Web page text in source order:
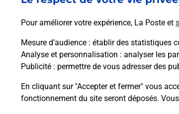
Pour améliorer votre expérience, La Poste et
Mesure d’audience : établir des statistiques
Analyse et personnalisation : analyser les
Publicité : permettre de vous adresser des
En cliquant sur "Accepter et fermer" vous
fonctionnement du site seront déposés.
Prochaine collecte du courrier lundi
3 Place De La Mairie
Itinéraire